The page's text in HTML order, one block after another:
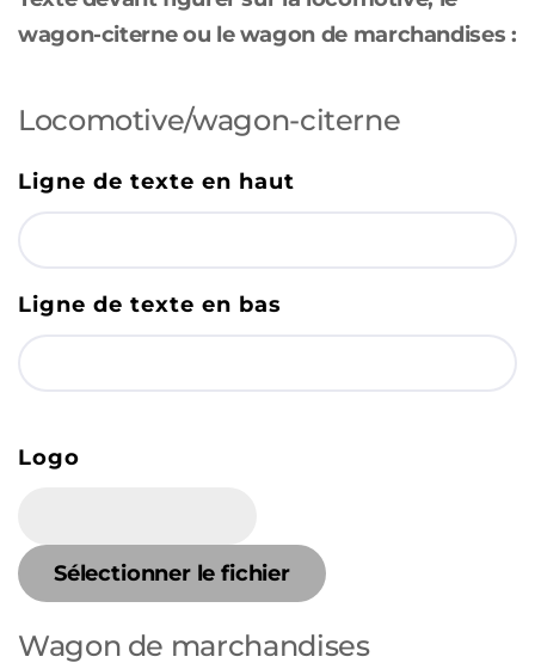
wagon-citerne ou le wagon de marchandises :
Locomotive/wagon-citerne
Ligne de texte en haut
Ligne de texte en bas
Logo
Sélectionner le fichier
Wagon de marchandises